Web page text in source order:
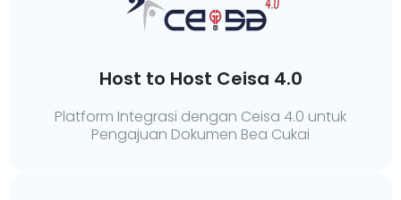
Host to Host Ceisa 4.0
Platform Integrasi dengan Ceisa 4.0 untuk
Pengajuan Dokumen Bea Cukai